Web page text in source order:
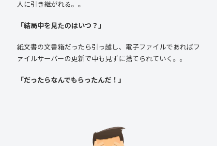
人に引き継がれる。。
「結局中を見たのはいつ？」
紙文書の文書箱だったら引っ越し、電子ファイルであればフ
ァイルサーバーの更新で中も見ずに捨てられていく。。
「だったらなんでもらったんだ！」